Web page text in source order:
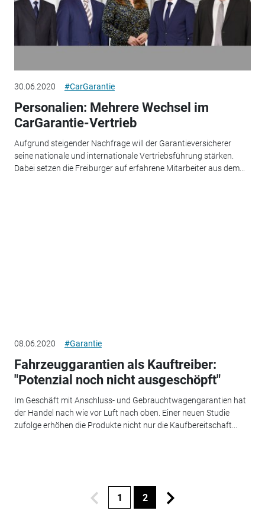
30.06.2020 #CarGarantie
Personalien: Mehrere Wechsel im
CarGarantie-Vertrieb
Aufgrund steigender Nachfrage will der Garantieversicherer
seine nationale und internationale Vertriebsführung stärken.
Dabei setzen die Freiburger auf erfahrene Mitarbeiter aus dem...
08.06.2020 #Garantie
Fahrzeuggarantien als Kauftreiber:
"Potenzial noch nicht ausgeschöpft"
Im Geschäft mit Anschluss- und Gebrauchtwagengarantien hat
der Handel nach wie vor Luft nach oben. Einer neuen Studie
zufolge erhöhen die Produkte nicht nur die Kaufbereitschaft...
1 2